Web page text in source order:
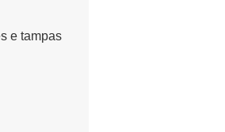
para cafeterias,
destacar no